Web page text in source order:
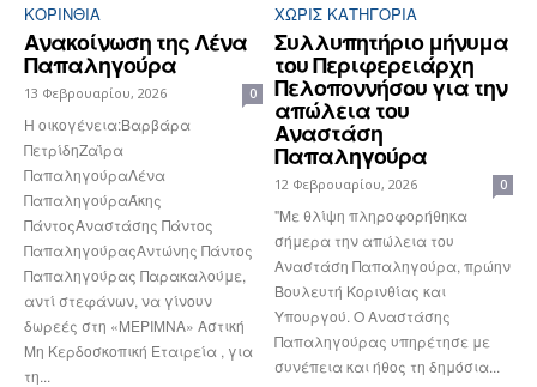
ΚΟΡΙΝΘΊΑ
Aνακοίνωση της Λένα
Παπαληγούρα
13 Φεβρουαρίου, 2026 0
Η οικογένεια:Βαρβάρα
ΠετρίδηΖαΐρα
ΠαπαληγούραΛένα
ΠαπαληγούραΆκης
ΠάντοςΑναστάσης Πάντος
ΠαπαληγούραςΑντώνης Πάντος
Παπαληγούρας Παρακαλούμε,
αντί στεφάνων, να γίνουν
δωρεές στη «ΜΕΡΙΜΝΑ» Αστική
Μη Κερδοσκοπική Εταιρεία , για
τη...
ΧΩΡΊΣ ΚΑΤΗΓΟΡΊΑ
Συλλυπητήριο μήνυμα
του Περιφερειάρχη
Πελοποννήσου για την
απώλεια του
Αναστάση
Παπαληγούρα
12 Φεβρουαρίου, 2026 0
"Με θλίψη πληροφορήθηκα
σήμερα την απώλεια του
Αναστάση Παπαληγούρα, πρώην
Βουλευτή Κορινθίας και
Υπουργού. Ο Αναστάσης
Παπαληγούρας υπηρέτησε με
συνέπεια και ήθος τη δημόσια...